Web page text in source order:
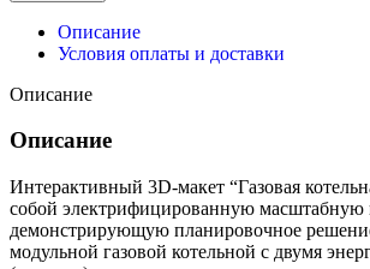
Описание
Условия оплаты и доставки
Описание
Описание
Интерактивный 3D-макет “Газовая
собой электрифицированную масштабную
демонстрирующую планировочное
модульной газовой котельной с двумя